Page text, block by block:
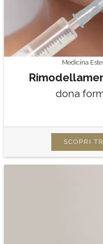
Medicina
dona
SCOPRI